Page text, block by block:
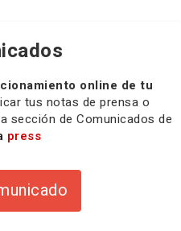
online de tu
tus notas de prensa o
sección de Comunicados de
press